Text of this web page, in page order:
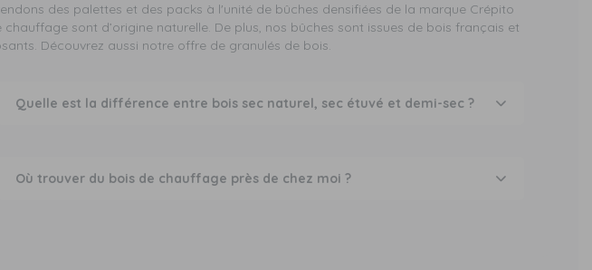
des palettes et des packs à l'unité de bûches densifiées de la marque Crépito
sont d’origine naturelle. De plus, nos bûches sont issues de bois français et
Découvrez aussi notre offre de granulés de bois.
Quelle est la différence entre bois sec naturel, sec étuvé et demi-sec ?
Où trouver du bois de chauffage près de chez moi ?